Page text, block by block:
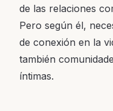
de las relaciones
Pero según él,
de conexión en la
también
íntimas.